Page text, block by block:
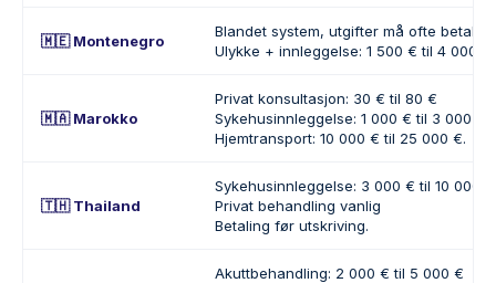
🇲🇪 Montenegro
Blandet system, utgifter må ofte
Ulykke + innleggelse: 1 500 € til 4 000 €.
🇲🇦 Marokko
Privat konsultasjon: 30 € til 80 €
Sykehusinnleggelse: 1 000 € til 3 000 €
Hjemtransport: 10 000 € til 25 000 €.
🇹🇭 Thailand
Sykehusinnleggelse: 3 000 € til 10 000 €
Privat behandling vanlig
Betaling før utskriving.
Akuttbehandling: 2 000 € til 5 000 €